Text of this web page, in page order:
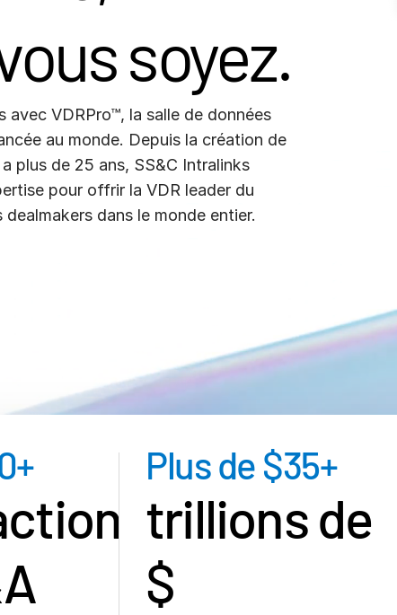
soyez.
avec VDRPro™, la salle de données
au monde. Depuis la création de
plus de 25 ans, SS&C Intralinks
pour offrir la VDR leader du
dans le monde entier.
+ Plus de $35+
trillions de
$